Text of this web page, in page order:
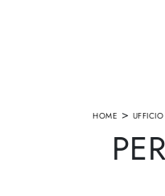
HOME >